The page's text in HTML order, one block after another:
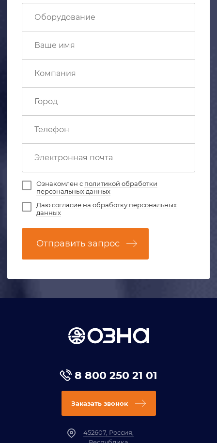
Ознакомлен с политикой обработки
персональных данных
Даюсогласие на обработку персональных
данных
Отправить запрос
8 800 250 21 01
Заказать звонок
452607, Россия,